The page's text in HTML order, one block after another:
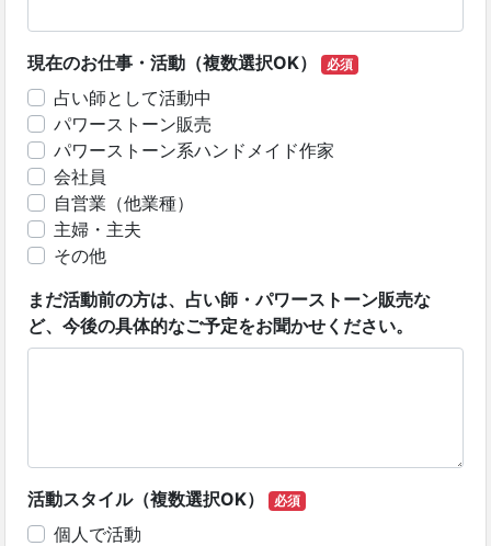
現在のお仕事・活動（複数選択OK） 必須
占い師として活動中
パワーストーン販売
パワーストーン系ハンドメイド作家
会社員
自営業（他業種）
主婦・主夫
その他
まだ活動前の方は、占い師・パワーストーン販売な
ど、今後の具体的なご予定をお聞かせください。
活動スタイル（複数選択OK） 必須
個人で活動